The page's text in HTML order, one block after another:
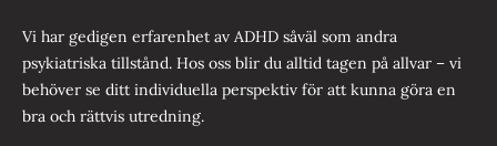
Vi har gedigen erfarenhet av ADHD såväl som andra
psykiatriska tillstånd. Hos oss blir du alltid tagen på allvar – vi
behöver se ditt individuella perspektiv för att kunna göra en
bra och rättvis utredning.